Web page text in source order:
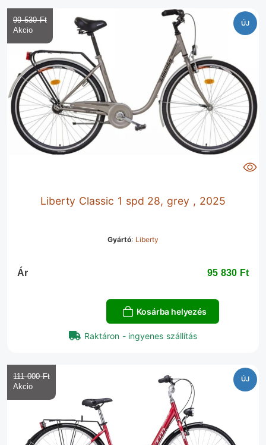
ÚJ
Liberty Classic 1 spd 28, grey , 2025
Gyártó: Liberty
99 530 Ft‎
Ár 95 830 Ft‎
Kosárba helyezés
Raktáron - ingyenes szállítás
ÚJ
111 000 Ft‎